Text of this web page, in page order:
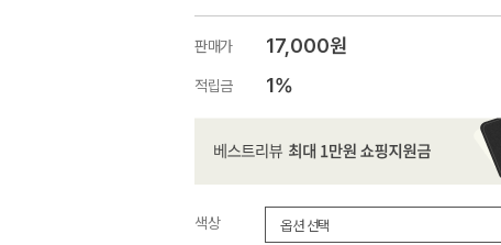
판매가 17,000원
적립금 1%
색상